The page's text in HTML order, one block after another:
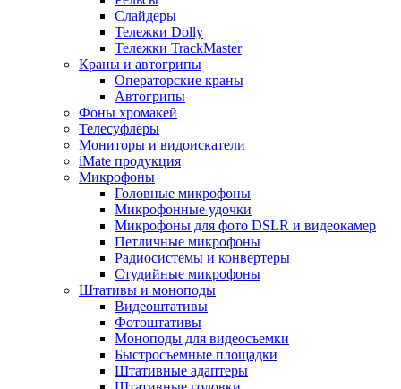
Слайдеры
Тележки Dolly
Тележки TrackMaster
Краны и автогрипы
Операторские краны
Автогрипы
Фоны хромакей
Телесуфлеры
Мониторы и видоискатели
iMate продукция
Микрофоны
Головные микрофоны
Микрофонные удочки
Микрофоны для фото DSLR и видеокамер
Петличные микрофоны
Радиосистемы и конвертеры
Студийные микрофоны
Штативы и моноподы
Видеоштативы
Фотоштативы
Моноподы для видеосъемки
Быстросъемные площадки
Штативные адаптеры